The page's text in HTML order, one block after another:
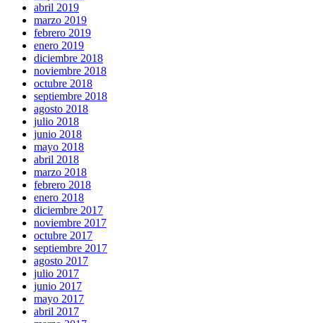
abril 2019
marzo 2019
febrero 2019
enero 2019
diciembre 2018
noviembre 2018
octubre 2018
septiembre 2018
agosto 2018
julio 2018
junio 2018
mayo 2018
abril 2018
marzo 2018
febrero 2018
enero 2018
diciembre 2017
noviembre 2017
octubre 2017
septiembre 2017
agosto 2017
julio 2017
junio 2017
mayo 2017
abril 2017